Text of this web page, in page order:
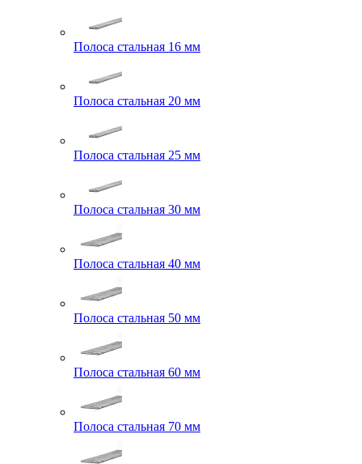
Полоса стальная 16 мм
Полоса стальная 20 мм
Полоса стальная 25 мм
Полоса стальная 30 мм
Полоса стальная 40 мм
Полоса стальная 50 мм
Полоса стальная 60 мм
Полоса стальная 70 мм